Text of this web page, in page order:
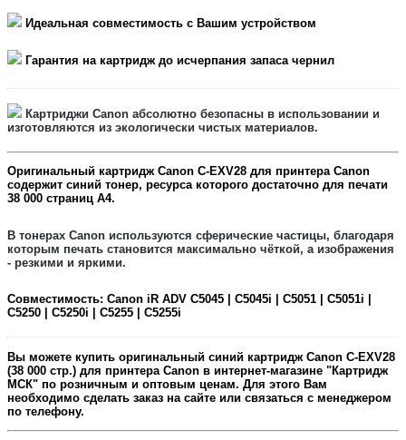
Идеальная совместимость с Вашим устройством
Гарантия на картридж до исчерпания запаса чернил
Картриджи Canon абсолютно безопасны в использовании и
изготовляются из экологически чистых материалов.
Оригинальный картридж Canon C-EXV28 для принтера Canon
содержит синий тонер, ресурса которого достаточно для печати
38 000 страниц А4.
В тонерах Canon используются сферические частицы, благодаря
которым печать становится максимально чёткой, а изображения
- резкими и яркими.
Совместимость: Canon iR ADV C5045 | C5045i | C5051 | C5051i |
C5250 | C5250i | C5255 | C5255i
Вы можете купить оригинальный синий картридж Canon C-EXV28
(38 000 стр.) для принтера Canon в интернет-магазине "Картридж
МСК" по розничным и оптовым ценам. Для этого Вам
необходимо сделать заказ на сайте или связаться с менеджером
по телефону.